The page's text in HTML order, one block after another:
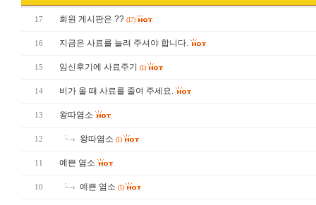
17 회원 게시판은 ?? (17)
16 지금은 사료를 늘려 주셔야 합니다.
15 임신후기에 사료주기 (1)
14 비가 올 때 사료를 줄여 주세요.
13 왕따염소
12 왕따염소 (1)
11 예쁜 염소
10 예쁜 염소 (1)